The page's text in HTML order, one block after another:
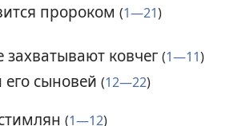
пророком (1—21)
ковчег (1—11)
сыновей (12—22)
(1—12)